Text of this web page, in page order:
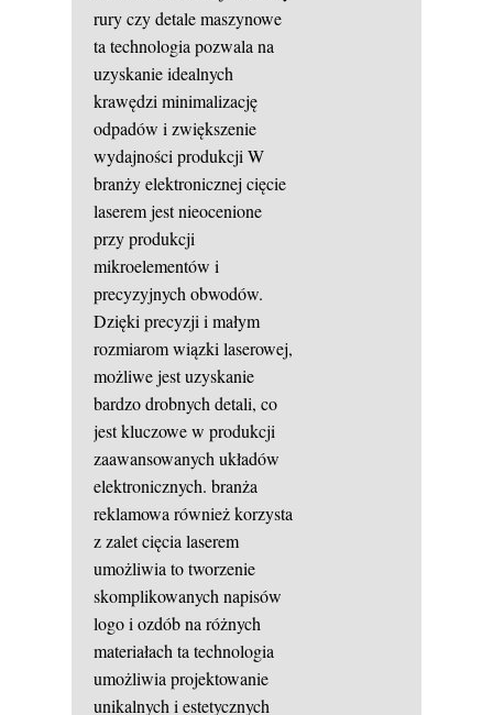
rury czy detale maszynowe
ta technologia pozwala na
uzyskanie idealnych
krawędzi minimalizację
odpadów i zwiększenie
wydajności produkcji W
branży elektronicznej cięcie
laserem jest nieocenione
przy produkcji
mikroelementów i
precyzyjnych obwodów.
Dzięki precyzji i małym
rozmiarom wiązki laserowej,
możliwe jest uzyskanie
bardzo drobnych detali, co
jest kluczowe w produkcji
zaawansowanych układów
elektronicznych. branża
reklamowa również korzysta
z zalet cięcia laserem
umożliwia to tworzenie
skomplikowanych napisów
logo i ozdób na różnych
materiałach ta technologia
umożliwia projektowanie
unikalnych i estetycznych